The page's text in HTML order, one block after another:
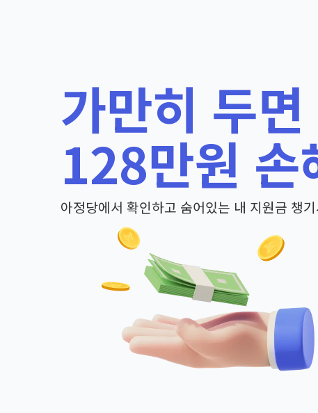
가만히 두면
128만원 손
아정당에서 확인하고 숨어있는 내 지원금 챙